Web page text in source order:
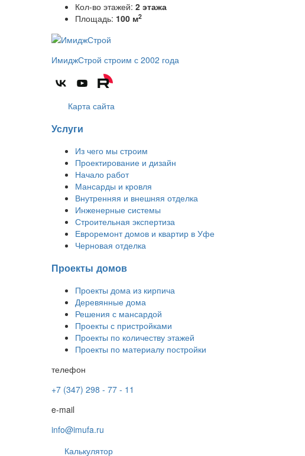
Кол-во этажей: 2 этажа
Площадь: 100 м2
ИмиджСтрой строим с 2002 года
Карта сайта
Услуги
Из чего мы строим
Проектирование и дизайн
Начало работ
Мансарды и кровля
Внутренняя и внешняя отделка
Инженерные системы
Строительная экспертиза
Евроремонт домов и квартир в Уфе
Черновая отделка
Проекты домов
Проекты дома из кирпича
Деревянные дома
Решения с мансардой
Проекты с пристройками
Проекты по количеству этажей
Проекты по материалу постройки
телефон
+7 (347) 298 - 77 - 11
e-mail
info@imufa.ru
Калькулятор